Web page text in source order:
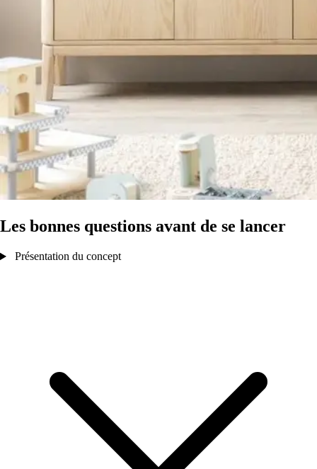
Les bonnes questions avant de se lancer
Présentation du concept